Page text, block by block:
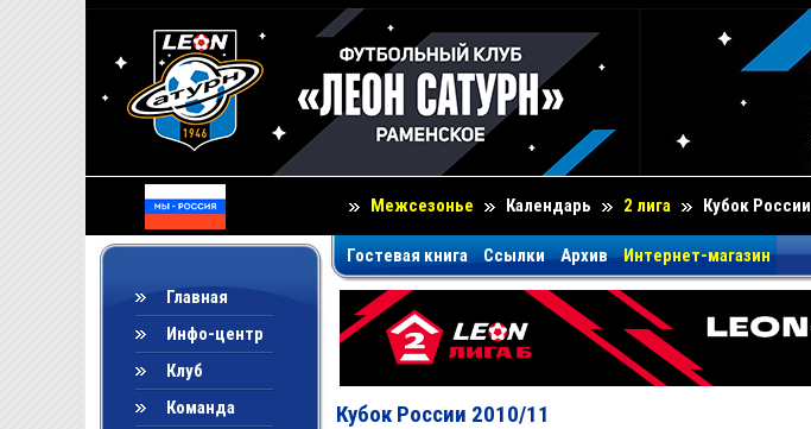
Межсезонье Календарь 2 лига Кубок России
Главная
Инфо-центр
Клуб
Команда
Гостевая книга Ссылки Архив Интернет-магазин
Кубок России 2010/11